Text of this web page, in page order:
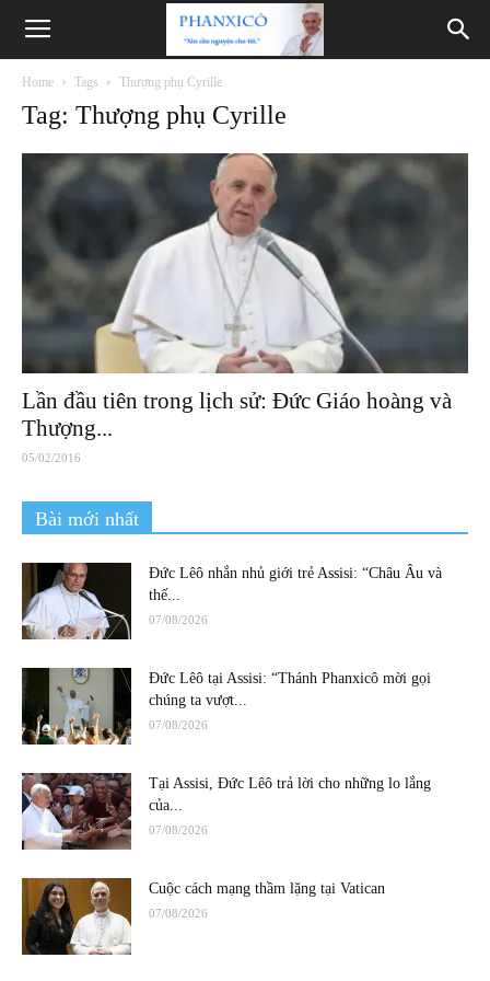
Phanxicô
Home Tags Thượng phụ Cyrille
Tag: Thượng phụ Cyrille
Lần đầu tiên trong lịch sử: Đức Giáo hoàng và
Thượng...
05/02/2016
Bài mới nhất
Đức Lêô nhắn nhủ giới trẻ Assisi: “Châu Âu và
thế...
07/08/2026
Đức Lêô tại Assisi: “Thánh Phanxicô mời gọi
chúng ta vượt...
07/08/2026
Tại Assisi, Đức Lêô trả lời cho những lo lắng
của...
07/08/2026
Cuộc cách mạng thầm lặng tại Vatican
07/08/2026